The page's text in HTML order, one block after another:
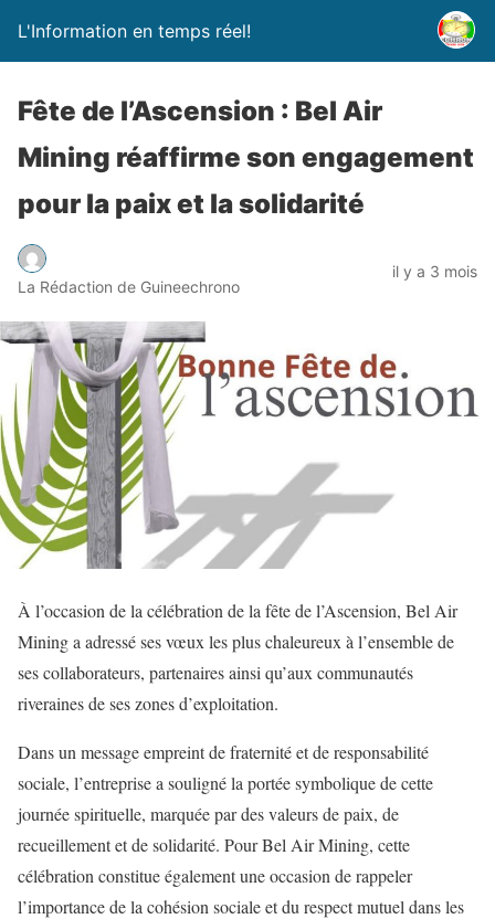
L'Information en temps réel!
Fête de l’Ascension : Bel Air
Mining réaffirme son engagement
pour la paix et la solidarité
La Rédaction de Guineechrono
il y a 3 mois
À l’occasion de la célébration de la fête de l’Ascension, Bel Air
Mining a adressé ses vœux les plus chaleureux à l’ensemble de
ses collaborateurs, partenaires ainsi qu’aux communautés
riveraines de ses zones d’exploitation.
Dans un message empreint de fraternité et de responsabilité
sociale, l’entreprise a souligné la portée symbolique de cette
journée spirituelle, marquée par des valeurs de paix, de
recueillement et de solidarité. Pour Bel Air Mining, cette
célébration constitue également une occasion de rappeler
l’importance de la cohésion sociale et du respect mutuel dans les